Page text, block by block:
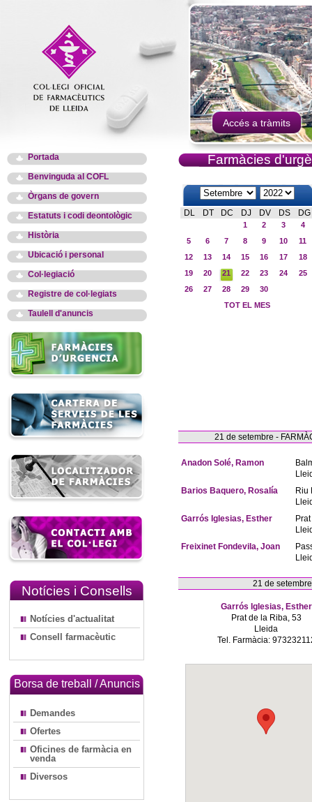
Accés a tràmits
Portada
Benvinguda al COFL
Òrgans de govern
Estatuts i codi deontològic
Història
Ubicació i personal
Col·legiació
Registre de col·legiats
Taulell d'anuncis
Notícies i Consells
Notícies d'actualitat
Consell farmacèutic
Borsa de treball / Anuncis
Demandes
Ofertes
Oficines de farmàcia en
venda
Diversos
Farmàcies
DL DT DC DJ DV DS DG
1 2 3
4
5
6 7 8 9 10
11
12
13 14 15 16 17
18
19
20 21 22 23 24
25
26
27 28 29
30
TOT EL MES
21 de setembre -
Anadon Solé, Ramon
Barios Baquero, Rosalía
Riu
Garrós Iglesias, Esther
Freixinet Fondevila, Joan
21 de
Garrós Iglesias, Esther
Prat de la Riba, 53
Lleida
Tel. Farmàcia: